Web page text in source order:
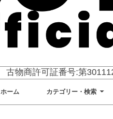
古物商許可証番号:第
ホーム カテゴリー・検索